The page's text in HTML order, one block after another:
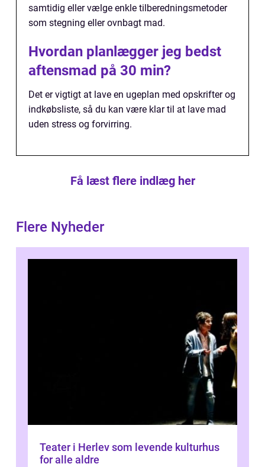
samtidig eller vælge enkle tilberedningsmetoder
som stegning eller ovnbagt mad.
Hvordan planlægger jeg bedst
aftensmad på 30 min?
Det er vigtigt at lave en ugeplan med opskrifter og
indkøbsliste, så du kan være klar til at lave mad
uden stress og forvirring.
Få læst flere indlæg her
Flere Nyheder
Teater i Herlev som levende kulturhus
for alle aldre